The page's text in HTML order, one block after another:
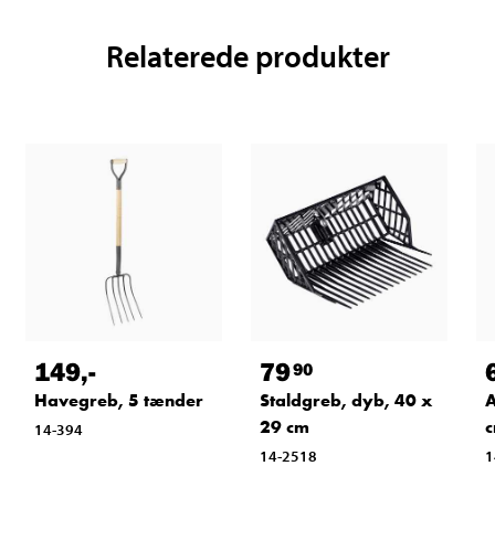
Relaterede produkter
149,-
Havegreb, 5 tænder
14-394
7990
Staldgreb, dyb, 40 x
29 cm
14-2518